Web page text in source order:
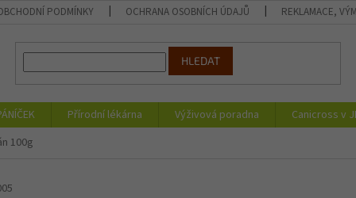
PODMÍNKY OCHRANA OSOBNÍCH ÚDAJŮ REKLAMACE,
HLEDAT
Přírodní lékárna Výživová poradna Canicross v
100g